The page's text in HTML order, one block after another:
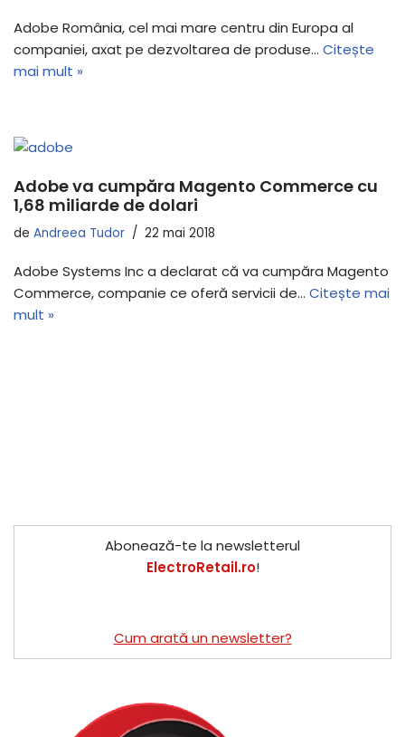
Adobe România, cel mai mare centru din Europa al
companiei, axat pe dezvoltarea de produse… Citește
mai mult »
Adobe va cumpăra Magento Commerce cu
1,68 miliarde de dolari
de Andreea Tudor 22 mai 2018
Adobe Systems Inc a declarat că va cumpăra Magento
Commerce, companie ce oferă servicii de… Citește mai
mult »
Abonează-te la newsletterul
ElectroRetail.ro!
Cum arată un newsletter?